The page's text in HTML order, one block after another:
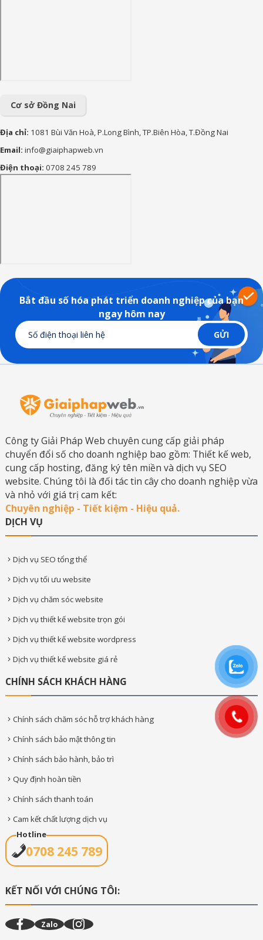
Cơ sở Đồng Nai
Địa chỉ: 1081 Bùi Văn Hoà, P.Long Bình, TP.Biên Hòa, T.Đồng Nai
Email: info@giaiphapweb.vn
Điện thoại: 0708 245 789
Bắt đầu số hóa phát triển doanh nghiệp của bạn
ngay hôm nay
Công ty Giải Pháp Web chuyên cung cấp giải pháp
chuyển đổi số cho doanh nghiệp bao gồm: Thiết kế web,
cung cấp hosting, đăng ký tên miền và dịch vụ SEO
website. Chúng tôi là đối tác tin cây cho doanh nghiệp vừa
và nhỏ với giá trị cam kết:
Chuyên nghiệp - Tiết kiệm - Hiệu quả.
DỊCH VỤ
Dịch vụ SEO tổng thể
Dịch vụ tối ưu website
Dịch vụ chăm sóc website
Dịch vụ thiết kế website trọn gói
Dịch vụ thiết kế website wordpress
Dịch vụ thiết kế website giá rẻ
CHÍNH SÁCH KHÁCH HÀNG
Chính sách chăm sóc hỗ trợ khách hàng
Chính sách bảo mật thông tin
Chính sách bảo hành, bảo trì
Quy định hoàn tiền
Chính sách thanh toán
Cam kết chất lượng dịch vụ
Hotline
0708 245 789
KẾT NỐI VỚI CHÚNG TÔI:
Zalo